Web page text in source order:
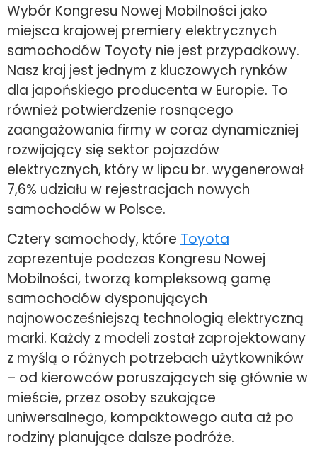
Wybór Kongresu Nowej Mobilności jako
miejsca krajowej premiery elektrycznych
samochodów Toyoty nie jest przypadkowy.
Nasz kraj jest jednym z kluczowych rynków
dla japońskiego producenta w Europie. To
również potwierdzenie rosnącego
zaangażowania firmy w coraz dynamiczniej
rozwijający się sektor pojazdów
elektrycznych, który w lipcu br. wygenerował
7,6% udziału w rejestracjach nowych
samochodów w Polsce.
Cztery samochody, które Toyota
zaprezentuje podczas Kongresu Nowej
Mobilności, tworzą kompleksową gamę
samochodów dysponujących
najnowocześniejszą technologią elektryczną
marki. Każdy z modeli został zaprojektowany
z myślą o różnych potrzebach użytkowników
– od kierowców poruszających się głównie w
mieście, przez osoby szukające
uniwersalnego, kompaktowego auta aż po
rodziny planujące dalsze podróże.